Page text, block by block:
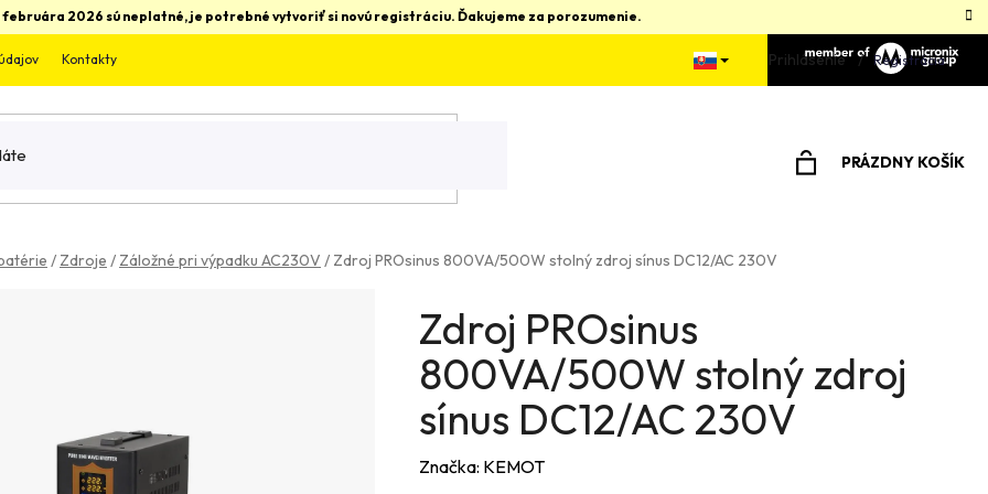
2026 sú neplatné, je potrebné vytvoriť si novú registráciu. Ďakujeme za porozumenie.
Kontakty Prihlásenie Registrácia
PRÁZDNY KOŠÍK
/ Zdroje / Záložné pri výpadku AC230V / Zdroj PROsinus 800VA/500W stolný zdroj sínus DC12/AC 230V
Zdroj PROsinus
800VA/500W stolný zdroj
sínus DC12/AC 230V
Značka: KEMOT